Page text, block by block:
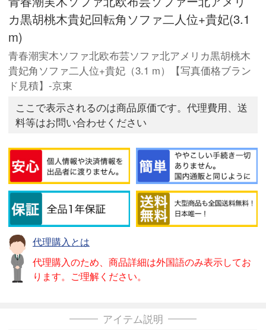
カ黒胡桃木貴妃回転角ソファ二人位+貴妃(3.1
m)
青春潮実木ソファ北欧布芸ソファ北アメリカ黒胡桃木
貴妃角ソファ二人位+貴妃（3.1 m）【写真価格ブラン
ド見積】-京東
ここで表示されるのは商品原価です。代理費用、送
料等はお問い合わせください
代理購入とは
代理購入のため、商品詳細は外国語のみ表示してお
ります。ご理解ください。
アイテム説明